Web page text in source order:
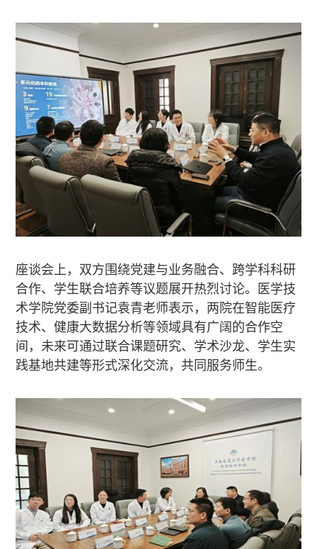
座谈会上，双方围绕党建与业务融合、跨学科科研
合作、学生联合培养等议题展开热烈讨论。医学技
术学院党委副书记袁青老师表示，两院在智能医疗
技术、健康大数据分析等领域具有广阔的合作空
间，未来可通过联合课题研究、学术沙龙、学生实
践基地共建等形式深化交流，共同服务师生。